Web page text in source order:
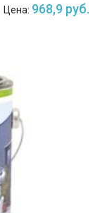
Цена: 968,9 руб.